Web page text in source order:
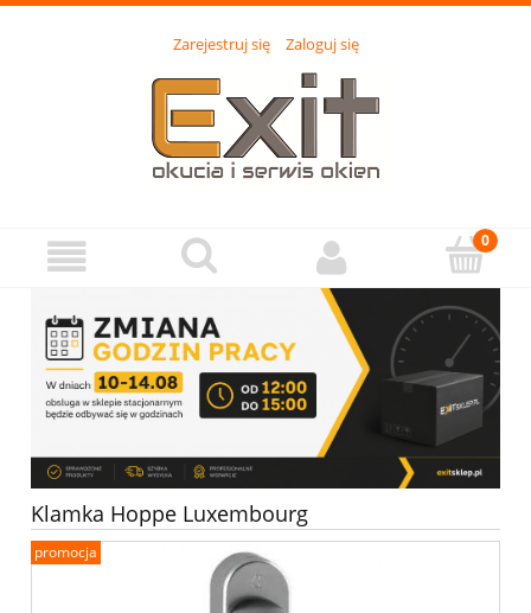
Zarejestruj się Zaloguj się
Klamka Hoppe Luxembourg
promocja